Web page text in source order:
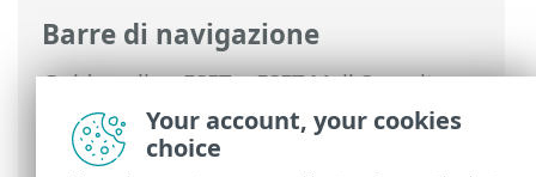
Barre di navigazione
Guida online ESET>ESET Mail Security>
Configurazione avanzata >Quarantena e-
mail>Quarantena locale > Archiviazione
Your account, your cookies
choice